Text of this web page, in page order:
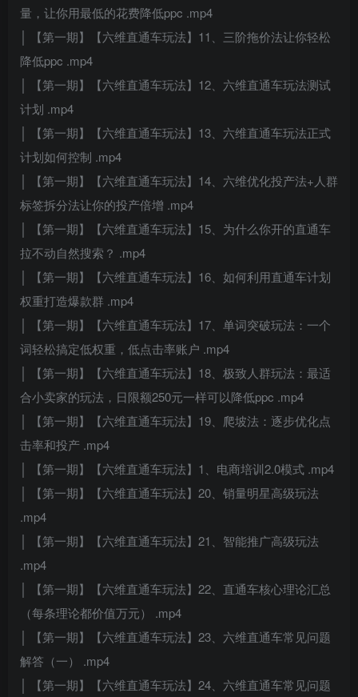
量，让你用最低的花费降低ppc .mp4
│ 【第一期】【六维直通车玩法】11、三阶拖价法让你轻松
降低ppc .mp4
│ 【第一期】【六维直通车玩法】12、六维直通车玩法测试
计划 .mp4
│ 【第一期】【六维直通车玩法】13、六维直通车玩法正式
计划如何控制 .mp4
│ 【第一期】【六维直通车玩法】14、六维优化投产法+人群
标签拆分法让你的投产倍增 .mp4
│ 【第一期】【六维直通车玩法】15、为什么你开的直通车
拉不动自然搜索？ .mp4
│ 【第一期】【六维直通车玩法】16、如何利用直通车计划
权重打造爆款群 .mp4
│ 【第一期】【六维直通车玩法】17、单词突破玩法：一个
词轻松搞定低权重，低点击率账户 .mp4
│ 【第一期】【六维直通车玩法】18、极致人群玩法：最适
合小卖家的玩法，日限额250元一样可以降低ppc .mp4
│ 【第一期】【六维直通车玩法】19、爬坡法：逐步优化点
击率和投产 .mp4
│ 【第一期】【六维直通车玩法】1、电商培训2.0模式 .mp4
│ 【第一期】【六维直通车玩法】20、销量明星高级玩法
.mp4
│ 【第一期】【六维直通车玩法】21、智能推广高级玩法
.mp4
│ 【第一期】【六维直通车玩法】22、直通车核心理论汇总
（每条理论都价值万元） .mp4
│ 【第一期】【六维直通车玩法】23、六维直通车常见问题
解答（一） .mp4
│ 【第一期】【六维直通车玩法】24、六维直通车常见问题